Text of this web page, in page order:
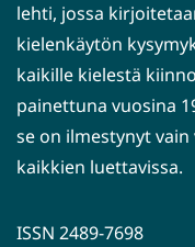
lehti, jossa
kielenkäytön
kaikille kielestä
painettuna vuosina
se on ilmestynyt
kaikkien luettavissa.
ISSN 2489-7698